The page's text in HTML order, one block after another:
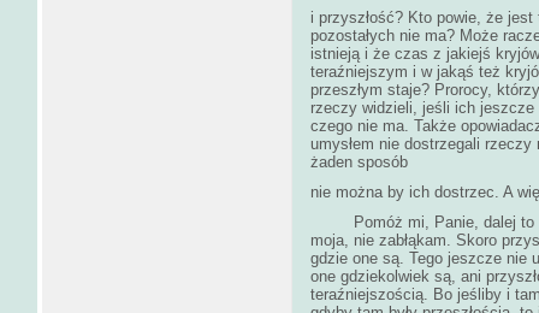
i przyszłość? Kto powie, że
pozostałych nie ma? Może
istnieją i że czas z jakiejś
teraźniejszym i w jakąś też
przeszłym staje? Prorocy,
rzeczy widzieli, jeśli ich jeszcze
czego nie ma. Także
umysłem nie dostrzegali
żaden sposób
nie można by ich dostrzec. A
Pomóż mi, Panie, dalej to
moja, nie zabłąkam. Skoro
gdzie one są. Tego jeszcze nie
one gdziekolwiek są, ani
teraźniejszością. Bo jeśliby i